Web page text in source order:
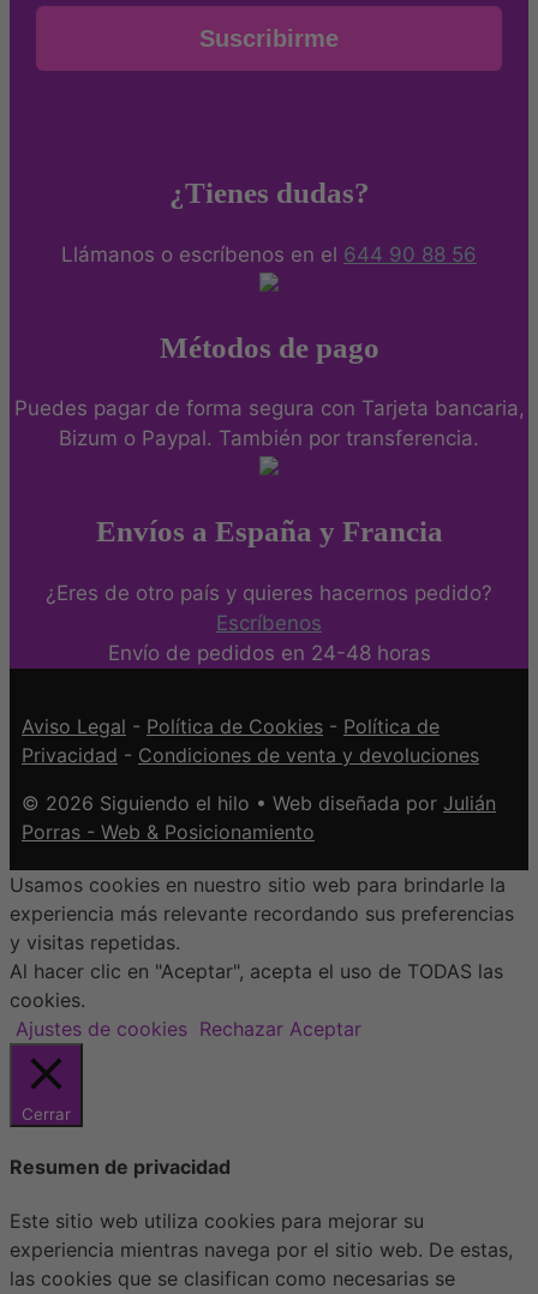
Suscribirme
¿Tienes dudas?
Llámanos o escríbenos en el 644 90 88 56
Métodos de pago
Puedes pagar de forma segura con Tarjeta bancaria,
Bizum o Paypal. También por transferencia.
Envíos a España y Francia
¿Eres de otro país y quieres hacernos pedido?
Escríbenos
Envío de pedidos en 24-48 horas
Aviso Legal - Política de Cookies - Política de
Privacidad - Condiciones de venta y devoluciones
© 2026 Siguiendo el hilo • Web diseñada por Julián
Porras - Web & Posicionamiento
Usamos cookies en nuestro sitio web para brindarle la
experiencia más relevante recordando sus preferencias
y visitas repetidas.
Al hacer clic en "Aceptar", acepta el uso de TODAS las
cookies.
Ajustes de cookies Rechazar Aceptar
Cerrar
Resumen de privacidad
Este sitio web utiliza cookies para mejorar su
experiencia mientras navega por el sitio web. De estas,
las cookies que se clasifican como necesarias se